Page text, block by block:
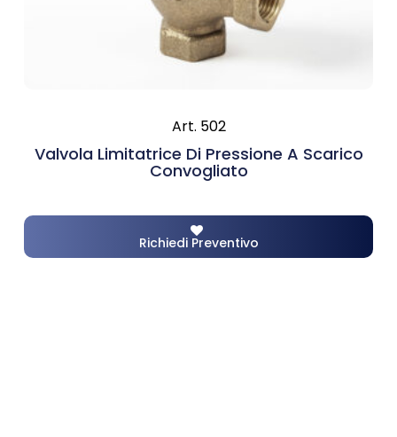
Art. 502
Valvola Limitatrice Di Pressione A Scarico
Convogliato
Richiedi Preventivo